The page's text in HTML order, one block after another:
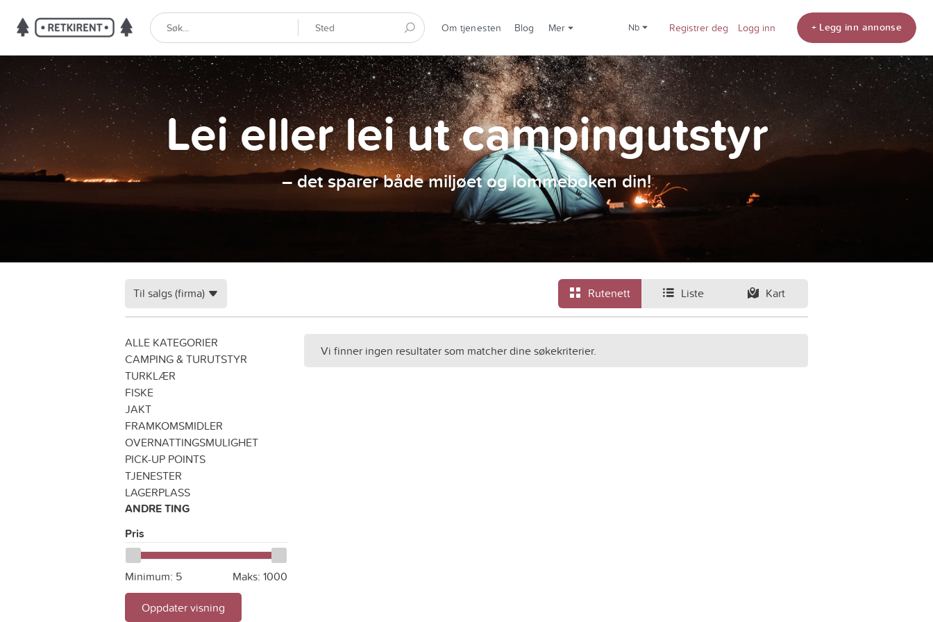
Om tjenesten Blog Mer nb Registrer deg Logg inn + Legg inn annonse
Lei eller lei ut campingutstyr
– det sparer både miljøet og lommeboken din!
Rutenett Liste Kart
Til salgs (firma)
ALLE KATEGORIER
CAMPING & TURUTSTYR
TURKLÆR
FISKE
JAKT
FRAMKOMSMIDLER
OVERNATTINGSMULIGHET
PICK-UP POINTS
TJENESTER
LAGERPLASS
ANDRE TING
Pris
Minimum: 5 Maks: 1000
Oppdater visning
Vi finner ingen resultater som matcher dine søkekriterier.